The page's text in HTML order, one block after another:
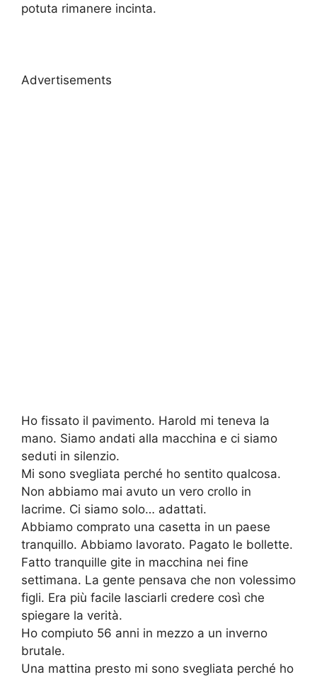
potuta rimanere incinta.
Advertisements
Ho fissato il pavimento. Harold mi teneva la
mano. Siamo andati alla macchina e ci siamo
seduti in silenzio.
Mi sono svegliata perché ho sentito qualcosa.
Non abbiamo mai avuto un vero crollo in
lacrime. Ci siamo solo… adattati.
Abbiamo comprato una casetta in un paese
tranquillo. Abbiamo lavorato. Pagato le bollette.
Fatto tranquille gite in macchina nei fine
settimana. La gente pensava che non volessimo
figli. Era più facile lasciarli credere così che
spiegare la verità.
Ho compiuto 56 anni in mezzo a un inverno
brutale.
Una mattina presto mi sono svegliata perché ho